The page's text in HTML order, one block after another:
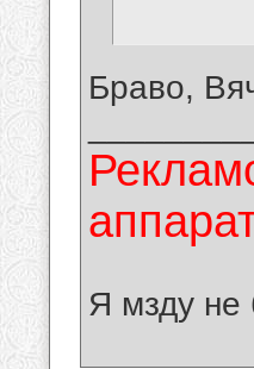
Браво,
Я мзду не